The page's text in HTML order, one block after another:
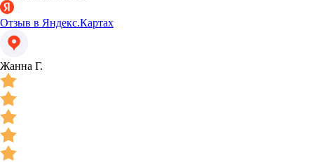
Отзыв в Яндекс.Картах
Жанна Г.